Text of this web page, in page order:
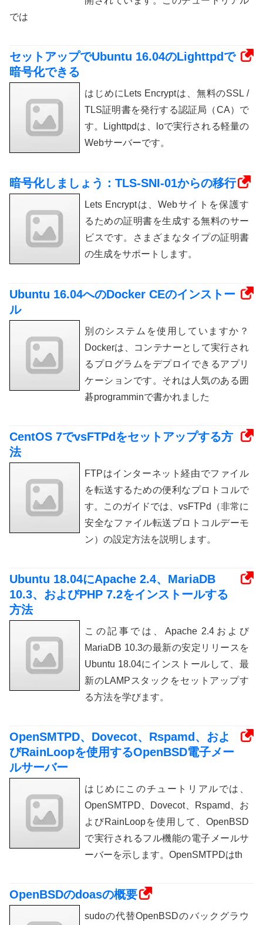
では
セットアップでUbuntu 16.04のLighttpdで
暗号化できる
はじめにLets Encryptは、無料のSSL /
TLS証明書を発行する認証局（CA）で
す。Lighttpdは、loで実行される軽量の
Webサーバーです。
暗号化しましょう：TLS-SNI-01からの移行
Lets Encryptは、Webサイトを保護す
るための証明書を生成する無料のサー
ビスです。さまざまなタイプの証明書
の生成をサポートします。
Ubuntu 16.04へのDocker CEのインストー
ル
別のシステムを使用していますか？
Dockerは、コンテナーとして実行され
るプログラムをデプロイできるアプリ
ケーションです。それは人気のある囲
碁programminで書かれました
CentOS 7でvsFTPdをセットアップする方
法
FTPはインターネット経由でファイル
を転送するための便利なプロトコルで
す。このガイドでは、vsFTPd（非常に
安全なファイル転送プロトコルデーモ
ン）の設定方法を説明します。
Ubuntu 18.04にApache 2.4、MariaDB
10.3、およびPHP 7.2をインストールする
方法
この記事では、Apache 2.4および
MariaDB 10.3の最新の安定リリースを
Ubuntu 18.04にインストールして、最
新のLAMPスタックをセットアップす
る方法を学びます。
OpenSMTPD、Dovecot、Rspamd、およ
びRainLoopを使用するOpenBSD電子メー
ルサーバー
はじめにこのチュートリアルでは、
OpenSMTPD、Dovecot、Rspamd、お
よびRainLoopを使用して、OpenBSD
で実行されるフル機能の電子メールサ
ーバーを示します。OpenSMTPDはth
OpenBSDのdoasの概要
sudoの代替OpenBSDのバックグラウ